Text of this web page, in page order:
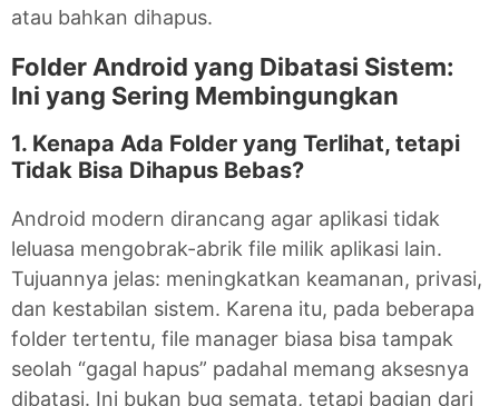
atau bahkan dihapus.
Folder Android yang Dibatasi Sistem:
Ini yang Sering Membingungkan
1. Kenapa Ada Folder yang Terlihat, tetapi
Tidak Bisa Dihapus Bebas?
Android modern dirancang agar aplikasi tidak
leluasa mengobrak-abrik file milik aplikasi lain.
Tujuannya jelas: meningkatkan keamanan, privasi,
dan kestabilan sistem. Karena itu, pada beberapa
folder tertentu, file manager biasa bisa tampak
seolah “gagal hapus” padahal memang aksesnya
dibatasi. Ini bukan bug semata, tetapi bagian dari